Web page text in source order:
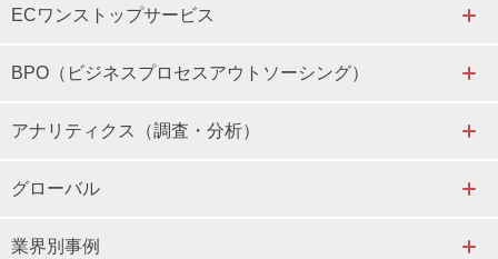
ECワンストップサービス
BPO（ビジネスプロセスアウトソーシング）
アナリティクス（調査・分析）
グローバル
業界別事例